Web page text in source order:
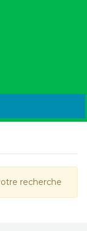
recherche